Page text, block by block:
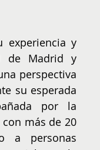
experiencia y
de Madrid y
perspectiva
su esperada
por la
más de 20
a personas